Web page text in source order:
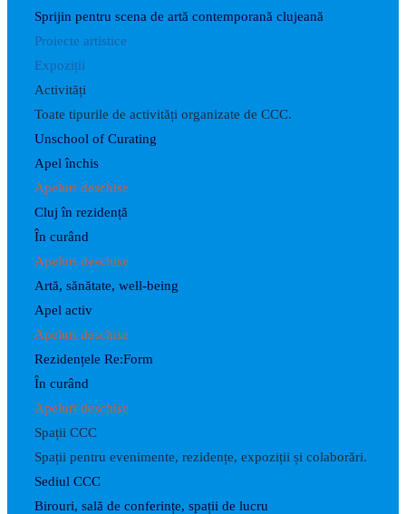
Sprijin pentru scena de artă contemporană clujeană
Proiecte artistice
Expoziții
Activități
Toate tipurile de activități organizate de CCC.
Unschool of Curating
Apel închis
Apeluri deschise
Cluj în rezidență
În curând
Apeluri deschise
Artă, sănătate, well-being
Apel activ
Apeluri deschise
Rezidențele Re:Form
În curând
Apeluri deschise
Spații CCC
Spații pentru evenimente, rezidențe, expoziții și colaborări.
Sediul CCC
Birouri, sală de conferințe, spații de lucru